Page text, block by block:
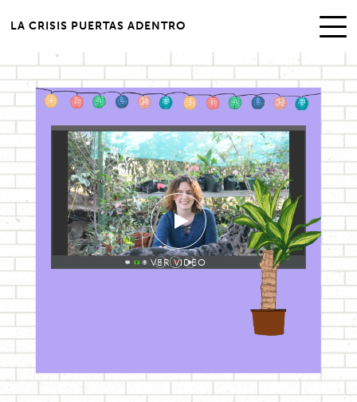
LA CRISIS PUERTAS ADENTRO
VER VIDEO